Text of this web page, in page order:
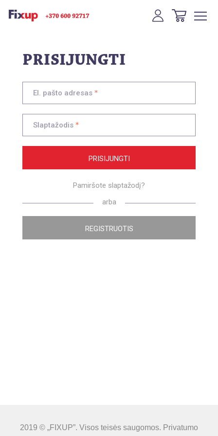
+370 600 92717
PRISIJUNGTI
El. pašto adresas
Slaptažodis
PRISIJUNGTI
Pamiršote slaptažodį?
arba
REGISTRUOTIS
2019 © „FIXUP”. Visos teisės saugomos. Privatumo